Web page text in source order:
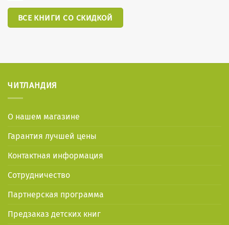
ВСЕ КНИГИ СО СКИДКОЙ
ЧИТЛАНДИЯ
О нашем магазине
Гарантия лучшей цены
Контактная информация
Сотрудничество
Партнерская программа
Предзаказ детских книг